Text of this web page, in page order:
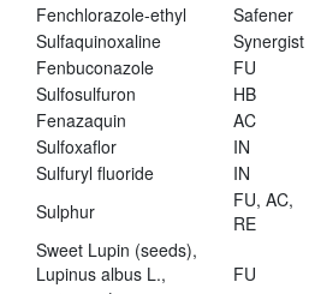
Fenchlorazole-ethyl
Safener
Sulfaquinoxaline
Synergist
Fenbuconazole
FU
Sulfosulfuron
HB
Fenazaquin
AC
Sulfoxaflor
IN
Sulfuryl fluoride
IN
Sulphur
FU, AC,
RE
Sweet Lupin (seeds),
Lupinus albus L.,
FU